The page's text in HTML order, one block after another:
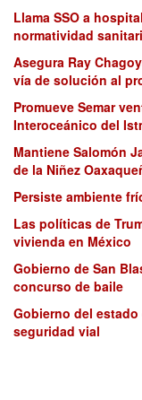
Llama SSO a
normatividad
Asegura Ray
vía de solución al
Promueve Semar
Interoceánico del
Mantiene Salomón
de la Niñez
Persiste ambiente
Las políticas de
vivienda en México
Gobierno de San
concurso de baile
Gobierno del
seguridad vial